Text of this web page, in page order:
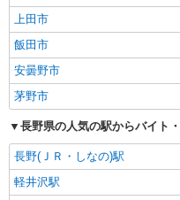
上田市
飯田市
安曇野市
茅野市
長野県の人気の駅からバイト
長野(ＪＲ・しなの)駅
軽井沢駅